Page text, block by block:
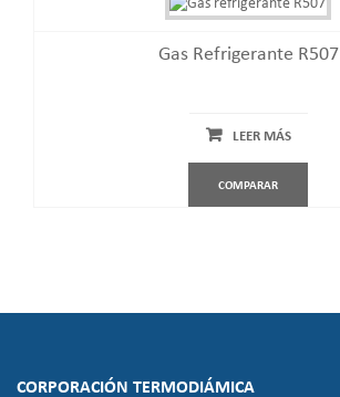
Gas Refrigerante R507
LEER MÁS
COMPARAR
CORPORACIÓN TERMODIÁMICA